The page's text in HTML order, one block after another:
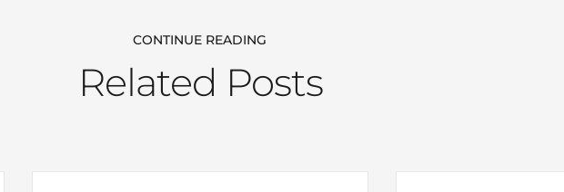
CONTINUE READING
Related Posts